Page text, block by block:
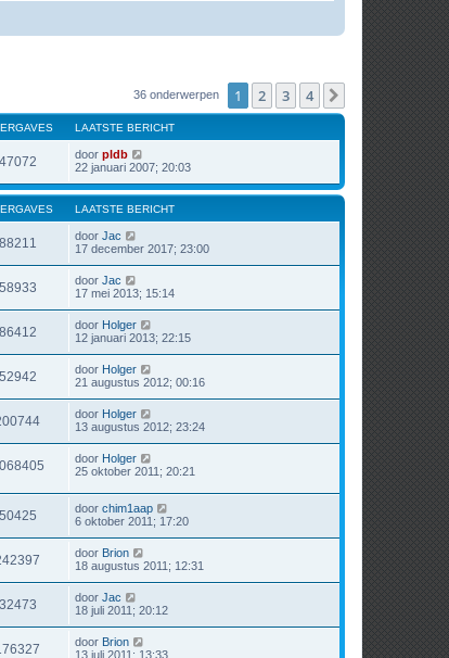
36 onderwerpen 1 2 3 4 Volgende
LAATSTE BERICHT
47072 door pldb
22 januari 2007; 20:03
LAATSTE BERICHT
88211 door Jac
17 december 2017; 23:00
58933 door Jac
17 mei 2013; 15:14
86412 door Holger
12 januari 2013; 22:15
52942 door Holger
21 augustus 2012; 00:16
door Holger
13 augustus 2012; 23:24
door Holger
25 oktober 2011; 20:21
50425 door chim1aap
6 oktober 2011; 17:20
door Brion
18 augustus 2011; 12:31
32473 door Jac
18 juli 2011; 20:12
door Brion
13 juli 2011; 13:33